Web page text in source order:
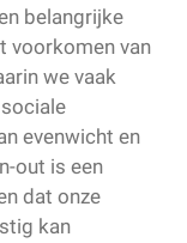
belangrijke
voorkomen van
we vaak
evenwicht en
out is een
dat onze
kan